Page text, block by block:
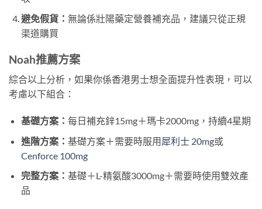
避免假貨： 無論係壯陽藥定營養補充品，建議只從正規
渠道購買
Noah推薦方案
綜合以上分析，如果你係香港男士想全面提升性表現，可以
考慮以下組合：
基礎方案： 每日補充鋅15mg＋瑪卡2000mg，持續4星期
進階方案： 基礎方案＋需要時服用犀利士 20mg或
Cenforce 100mg
完整方案： 基礎＋L-精氨酸3000mg＋需要時使用雙效產
品